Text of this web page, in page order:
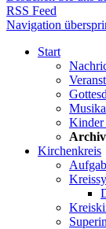
RSS Feed
Navigation
Start
Kinder
Archiv
Kirchenkreis